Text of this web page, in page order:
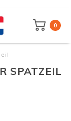
0
SPATZEIL